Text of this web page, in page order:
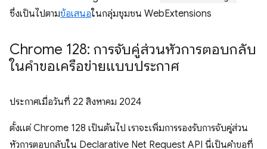
ซึ่งเป็นไปตามข้อเสนอในกลุ่มชุมชน WebExtensions
Chrome 128: การจับคู่ส่วนหัวการตอบกลับ
ในคำขอเครือข่ายแบบประกาศ
ประกาศเมื่อวันที่ 22 สิงหาคม 2024
ตั้งแต่ Chrome 128 เป็นต้นไป เราจะเพิ่มการรองรับการจับคู่ส่วน
หัวการตอบกลับใน Declarative Net Request API นี่เป็นคำขอที่